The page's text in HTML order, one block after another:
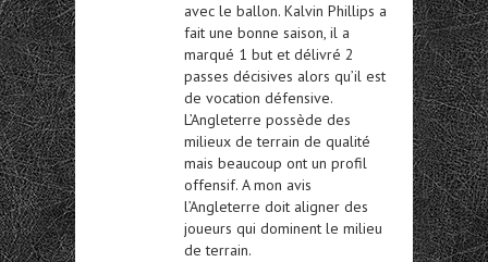
avec le ballon. Kalvin Phillips a
fait une bonne saison, il a
marqué 1 but et délivré 2
passes décisives alors qu’il est
de vocation défensive.
L’Angleterre possède des
milieux de terrain de qualité
mais beaucoup ont un profil
offensif. A mon avis
l’Angleterre doit aligner des
joueurs qui dominent le milieu
de terrain.